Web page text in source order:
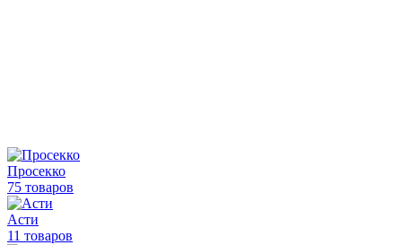
Просекко
75 товаров
Асти
11 товаров